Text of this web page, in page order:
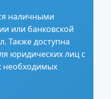
наличными
или банковской
Также доступна
юридических лиц с
необходимых